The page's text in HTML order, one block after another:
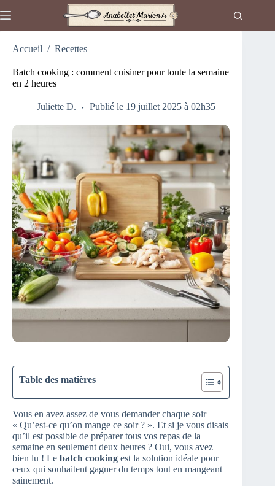
au
Accueil / Recettes
Batch cooking : comment cuisiner pour toute la semaine
en 2 heures
Juliette D. Publié le 19 juillet 2025 à 02h35
Table des matières
Vous en avez assez de vous demander chaque soir
« Qu’est-ce qu’on mange ce soir ? ». Et si je vous disais
qu’il est possible de préparer tous vos repas de la
semaine en seulement deux heures ? Oui, vous avez
bien lu ! Le batch cooking est la solution idéale pour
ceux qui souhaitent gagner du temps tout en mangeant
sainement.